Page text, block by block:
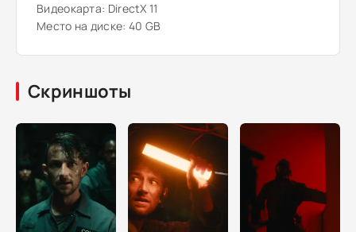
Видеокарта: DirectX 11
Место на диске: 40 GB
Скриншоты